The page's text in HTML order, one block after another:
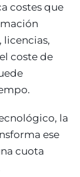
costes que
licencias,
coste de
la
ese
cuota